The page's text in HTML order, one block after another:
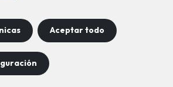
Mapa del sitioAceptar todo